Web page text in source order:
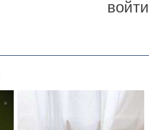
войти